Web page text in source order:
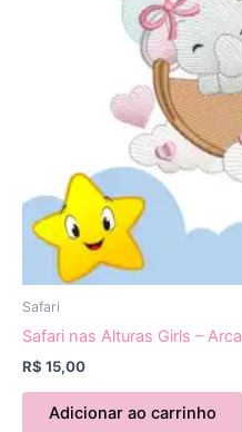
Safari
Safari nas Alturas Girls – Arca
R$ 15,00
Adicionar ao carrinho